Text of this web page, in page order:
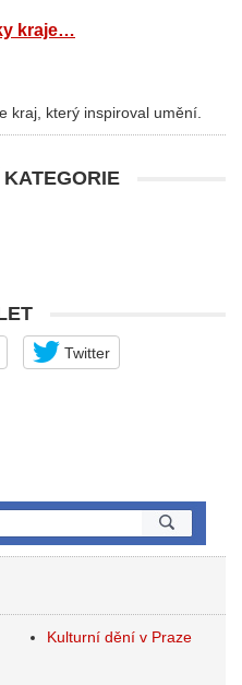
kraje…
kraj, který inspiroval umění.
Twitter
Kulturní dění v Praze